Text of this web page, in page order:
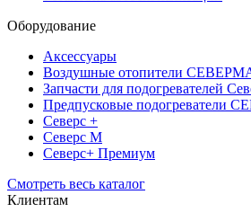
Оборудование
Аксессуары
Воздушные отопители
Запчасти для подогревателей
Предпусковые подогреватели
Северс +
Северс М
Северс+ Премиум
Смотреть весь каталог
Клиентам